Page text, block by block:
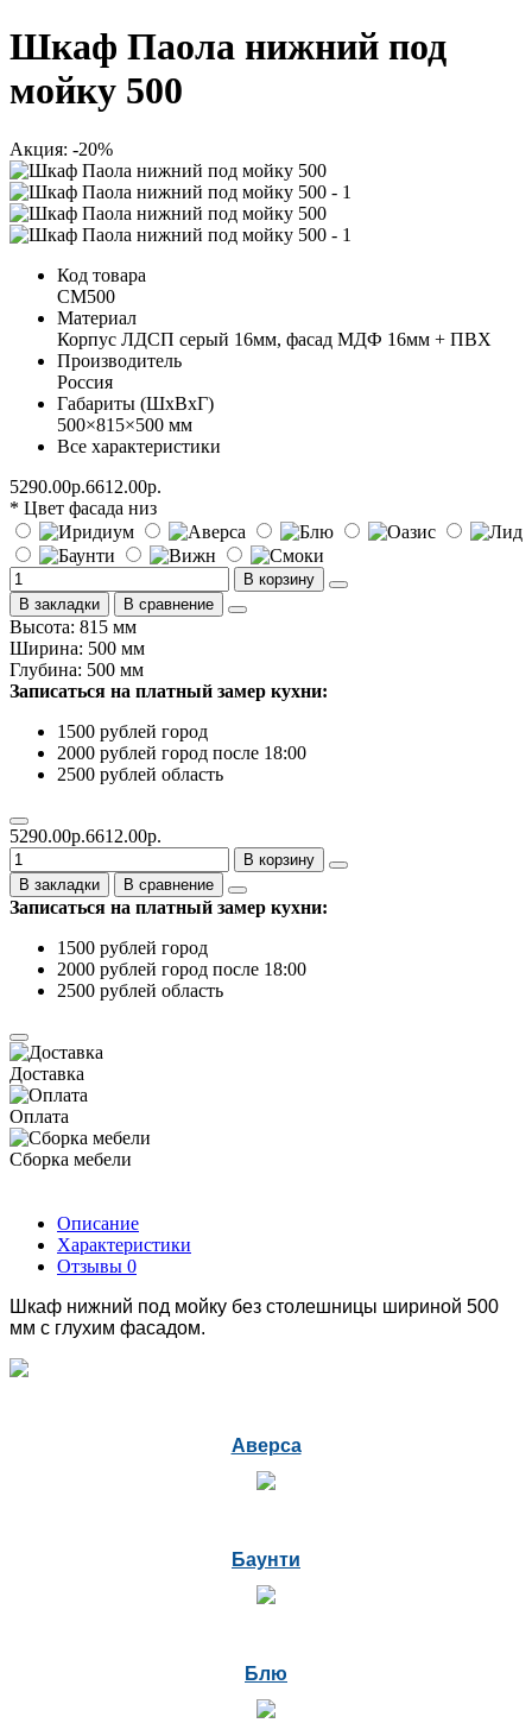
Шкаф Паола нижний под
мойку 500
Акция: -20%
Код товара
СМ500
Материал
Корпус ЛДСП серый 16мм, фасад МДФ 16мм + ПВХ
Производитель
Россия
Габариты (ШхВхГ)
500×815×500 мм
Все характеристики
5290.00р.6612.00р.
* Цвет фасада низ
В корзину
В закладки
В сравнение
Высота: 815 мм
Ширина: 500 мм
Глубина: 500 мм
Записаться на платный замер кухни:
1500 рублей город
2000 рублей город после 18:00
2500 рублей область
5290.00р.6612.00р.
В корзину
В закладки
В сравнение
Записаться на платный замер кухни:
1500 рублей город
2000 рублей город после 18:00
2500 рублей область
Доставка
Оплата
Сборка мебели
Описание
Характеристики
Отзывы 0
Шкаф нижний под мойку без столешницы шириной 500
мм с глухим фасадом.
Аверса
Баунти
Блю